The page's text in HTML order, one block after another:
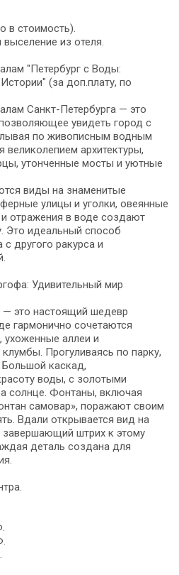
в стоимость).
из отеля.
"Петербург с Воды:
(за доп.плату, по
Санкт-Петербурга — это
увидеть город с
по живописным водным
архитектуры,
утонченные мосты и уютные
виды на знаменитые
улицы и уголки, овеянные
и отражения в воде создают
Это идеальный способ
с другого ракурса и
Удивительный мир
это настоящий шедевр
гармонично сочетаются
ухоженные аллеи и
Прогуливаясь по парку,
Большой каскад,
воды, с золотыми
солнце. Фонтаны, включая
самовар», поражают своим
Вдали открывается вид на
штрих к этому
деталь создана для